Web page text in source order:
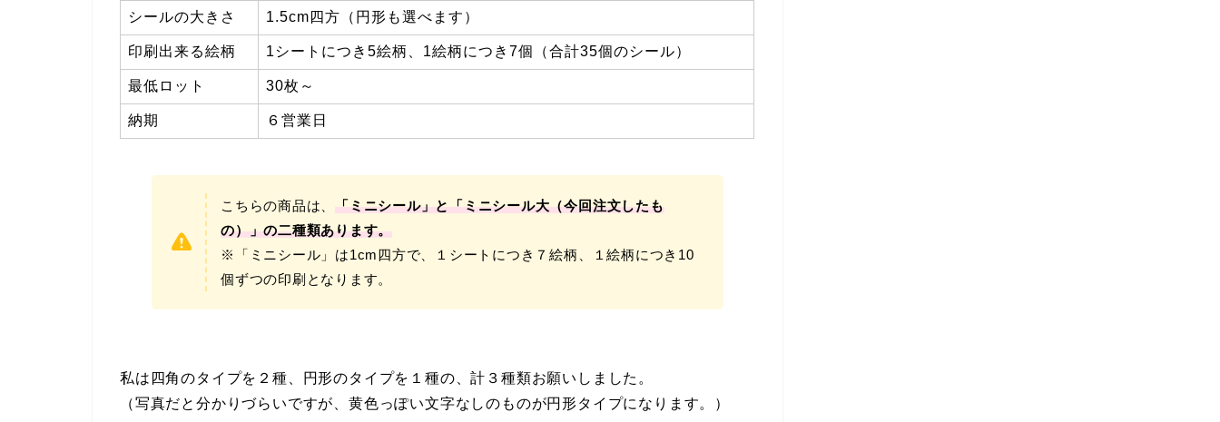
シールの大きさ 1.5cm四方（円形も選べます）
印刷出来る絵柄 1シートにつき5絵柄、1絵柄につき7個（合計35個のシール）
最低ロット 30枚～
納期 ６営業日
こちらの商品は、
「ミニシール」と「ミニシール大（今回注文したも
の）」の二種類あります。
※「ミニシール」は1cm四方で、１シートにつき７絵柄、１絵柄につき10
個ずつの印刷となります。
私は四角のタイプを２種、円形のタイプを１種の、計３種類お願いしました。
（写真だと分かりづらいですが、黄色っぽい文字なしのものが円形タイプになります。）